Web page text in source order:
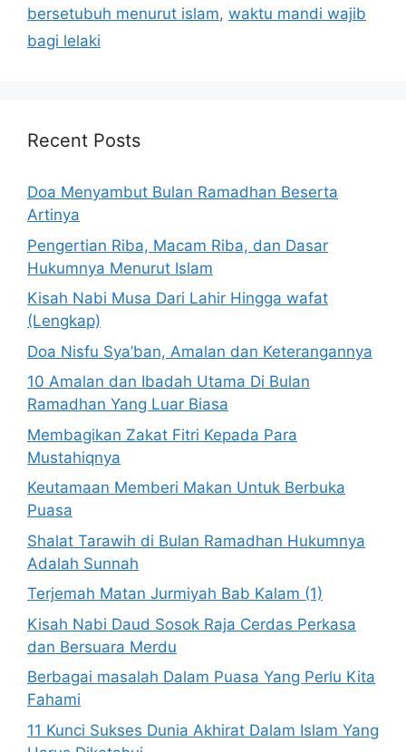
bersetubuh menurut islam, waktu mandi wajib
bagi lelaki
Recent Posts
Doa Menyambut Bulan Ramadhan Beserta
Artinya
Pengertian Riba, Macam Riba, dan Dasar
Hukumnya Menurut Islam
Kisah Nabi Musa Dari Lahir Hingga wafat
(Lengkap)
Doa Nisfu Sya’ban, Amalan dan Keterangannya
10 Amalan dan Ibadah Utama Di Bulan
Ramadhan Yang Luar Biasa
Membagikan Zakat Fitri Kepada Para
Mustahiqnya
Keutamaan Memberi Makan Untuk Berbuka
Puasa
Shalat Tarawih di Bulan Ramadhan Hukumnya
Adalah Sunnah
Terjemah Matan Jurmiyah Bab Kalam (1)
Kisah Nabi Daud Sosok Raja Cerdas Perkasa
dan Bersuara Merdu
Berbagai masalah Dalam Puasa Yang Perlu Kita
Fahami
11 Kunci Sukses Dunia Akhirat Dalam Islam Yang